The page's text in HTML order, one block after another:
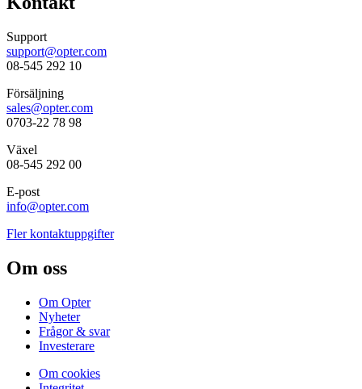
Support
support@opter.com
08-545 292 10
Försäljning
sales@opter.com
0703-22 78 98
Växel
08-545 292 00
E-post
info@opter.com
Fler kontaktuppgifter
Om oss
Om Opter
Nyheter
Frågor & svar
Investerare
Om cookies